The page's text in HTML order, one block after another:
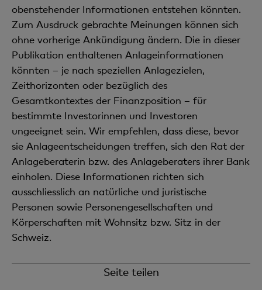
obenstehender Informationen entstehen könnten.
Zum Ausdruck gebrachte Meinungen können sich
ohne vorherige Ankündigung ändern. Die in dieser
Publikation enthaltenen Anlageinformationen
könnten – je nach speziellen Anlagezielen,
Zeithorizonten oder bezüglich des
Gesamtkontextes der Finanzposition – für
bestimmte Investorinnen und Investoren
ungeeignet sein. Wir empfehlen, dass diese, bevor
sie Anlageentscheidungen treffen, sich den Rat der
Anlageberaterin bzw. des Anlageberaters ihrer Bank
einholen. Diese Informationen richten sich
ausschliesslich an natürliche und juristische
Personen sowie Personengesellschaften und
Körperschaften mit Wohnsitz bzw. Sitz in der
Schweiz.
Seite teilen